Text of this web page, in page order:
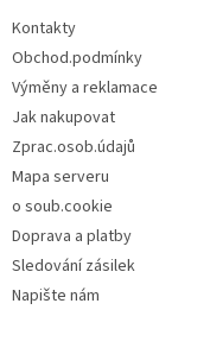
Kontakty
Obchod.podmínky
Výměny a reklamace
Jak nakupovat
Zprac.osob.údajů
Mapa serveru
o soub.cookie
Doprava a platby
Sledování zásilek
Napište nám